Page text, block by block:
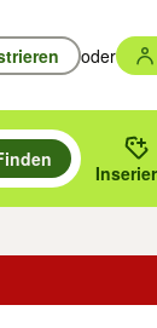
oder
und mit
suchen, oder
Orts oder